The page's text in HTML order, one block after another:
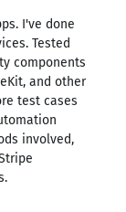
I've done
Tested
components
and other
test cases
involved,